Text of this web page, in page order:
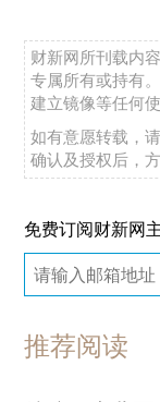
财新网所刊载内
专属所有或持有
建立镜像等任何使
如有意愿转载，
确认及授权后，方
免费订阅财新网
推荐阅读